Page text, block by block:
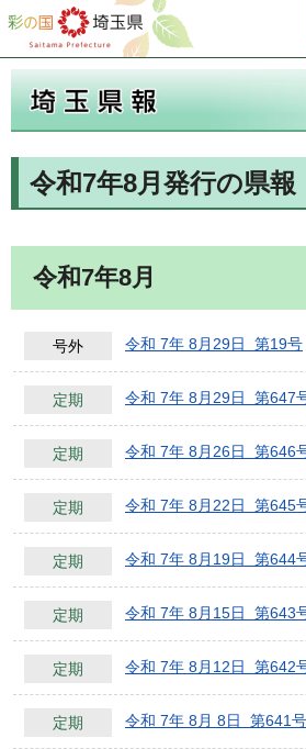
彩の国 埼玉県
令和7年8月発行の県報
令和7年8月
号外 令和 7年 8月29日 第19号
定期 令和 7年 8月29日 第647
定期 令和 7年 8月26日 第646
定期 令和 7年 8月22日 第645
定期 令和 7年 8月19日 第644
定期 令和 7年 8月15日 第643
定期 令和 7年 8月12日 第642
定期 令和 7年 8月 8日 第641号